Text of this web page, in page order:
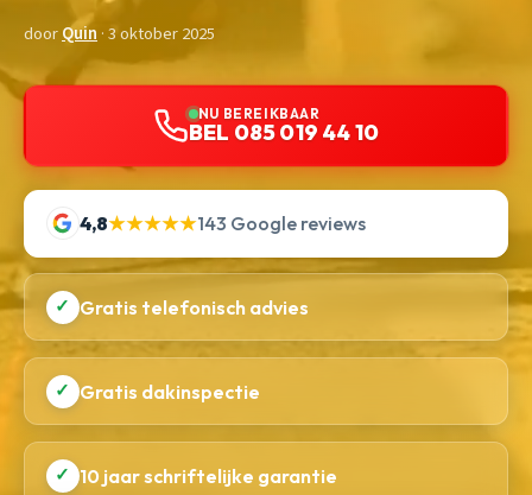
doorQuin · 3 oktober 2025
NU BEREIKBAAR
BEL 085 019 44 10
4,8★★★★★143 Google reviews
✓ Gratis telefonisch advies
✓ Gratis dakinspectie
✓ 10 jaar schriftelijke garantie